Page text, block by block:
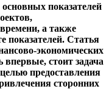
показателей
а также
показателей. Статья
экономических
стоит задача
предоставления
сторонних